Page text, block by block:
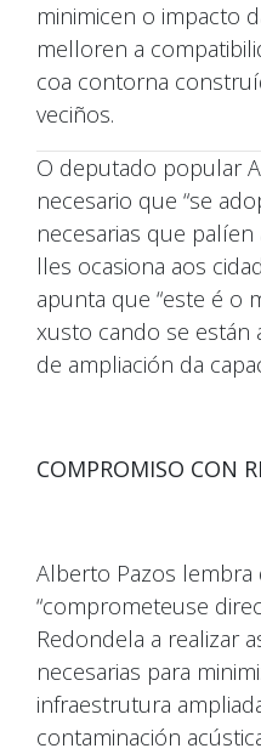
minimicen o impacto
melloren a
coa contorna
veciños.
O deputado popular
necesario que “se
necesarias que
lles ocasiona aos
apunta que “este é o
xusto cando se están
de ampliación da
COMPROMISO CON
Alberto Pazos lembra
“comprometeuse
Redondela a realizar
necesarias para
infraestrutura
contaminación